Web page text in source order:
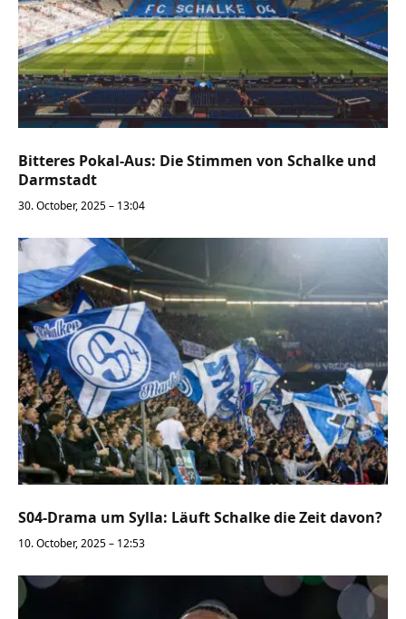
Bitteres Pokal-Aus: Die Stimmen von Schalke und
Darmstadt
30. October, 2025 – 13:04
S04-Drama um Sylla: Läuft Schalke die Zeit davon?
10. October, 2025 – 12:53